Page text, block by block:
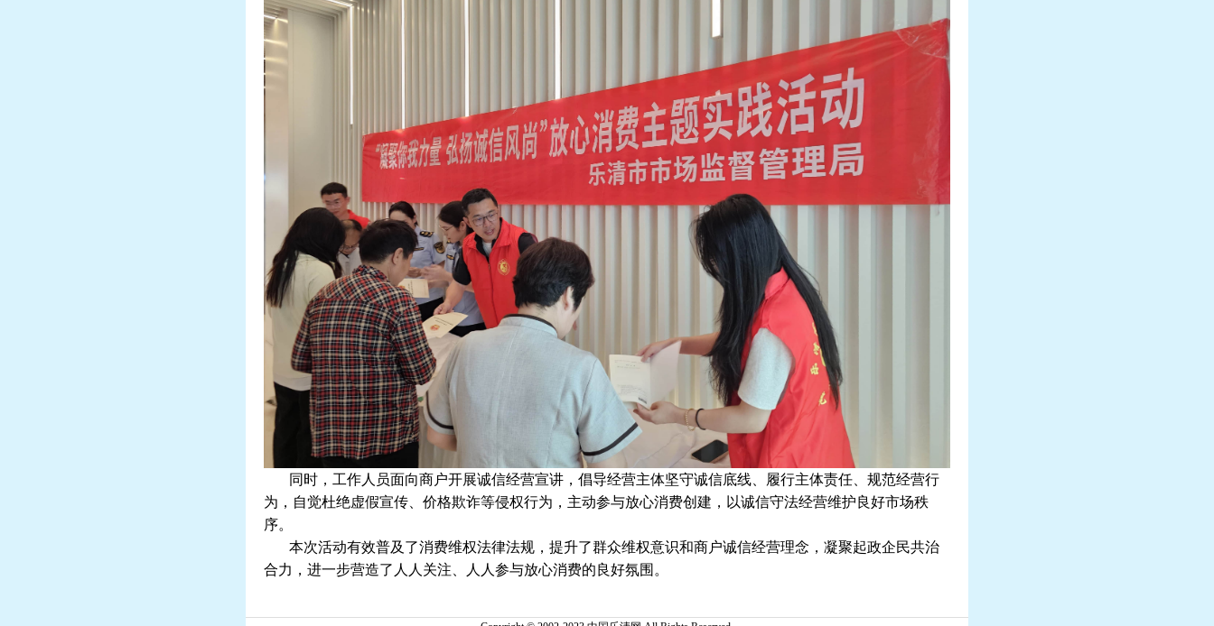
同时，工作人员面向商户开展诚信经营宣讲，倡导经营主体坚守诚信底线、履行主体责任、规范经营行
为，自觉杜绝虚假宣传、价格欺诈等侵权行为，主动参与放心消费创建，以诚信守法经营维护良好市场秩
序。
本次活动有效普及了消费维权法律法规，提升了群众维权意识和商户诚信经营理念，凝聚起政企民共治
合力，进一步营造了人人关注、人人参与放心消费的良好氛围。